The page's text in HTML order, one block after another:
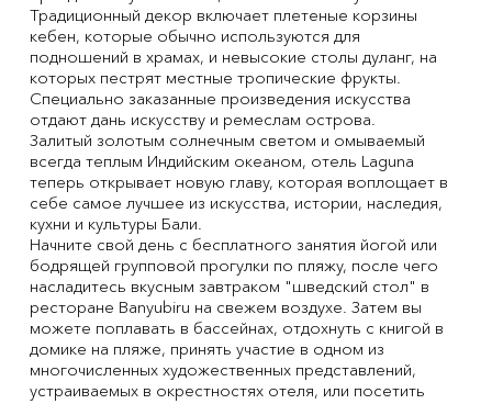
Традиционный декор включает плетеные корзины
кебен, которые обычно используются для
подношений в храмах, и невысокие столы дуланг, на
которых пестрят местные тропические фрукты.
Специально заказанные произведения искусства
отдают дань искусству и ремеслам острова.
Залитый золотым солнечным светом и омываемый
всегда теплым Индийским океаном, отель Laguna
теперь открывает новую главу, которая воплощает в
себе самое лучшее из искусства, истории, наследия,
кухни и культуры Бали.
Начните свой день с бесплатного занятия йогой или
бодрящей групповой прогулки по пляжу, после чего
насладитесь вкусным завтраком "шведский стол" в
ресторане Banyubiru на свежем воздухе. Затем вы
можете поплавать в бассейнах, отдохнуть с книгой в
домике на пляже, принять участие в одном из
многочисленных художественных представлений,
устраиваемых в окрестностях отеля, или посетить